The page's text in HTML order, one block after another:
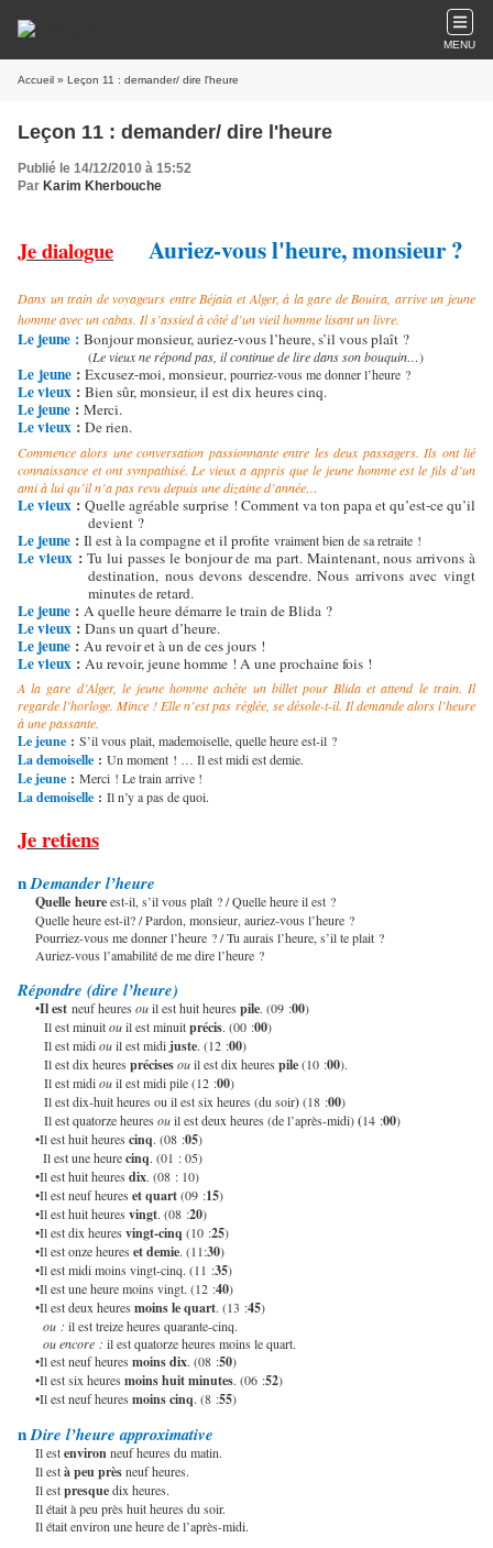
MENU
Accueil » Leçon 11 : demander/ dire l'heure
Leçon 11 : demander/ dire l'heure
Publié le 14/12/2010 à 15:52
Par Karim Kherbouche
Je dialogue Auriez-vous l'heure, monsieur ?
Dans un train de voyageurs entre Béjaia et Alger, à la gare de Bouira, arrive un jeune
homme avec un cabas. Il s’assied à côté d’un vieil homme lisant un livre.
Le jeune : Bonjour monsieur, auriez-vous l’heure, s’il vous plaît ?
(Le vieux ne répond pas, il continue de lire dans son bouquin…)
Le jeune : Excusez-moi, monsieur, pourriez-vous me donner l’heure ?
Le vieux : Bien sûr, monsieur, il est dix heures cinq.
Le jeune : Merci.
Le vieux : De rien.
Commence alors une conversation passionnante entre les deux passagers. Ils ont lié
connaissance et ont sympathisé. Le vieux a appris que le jeune homme est le fils d’un
ami à lui qu’il n’a pas revu depuis une dizaine d’année…
Le vieux : Quelle agréable surprise ! Comment va ton papa et qu’est-ce qu’il
devient ?
Le jeune : Il est à la compagne et il profite vraiment bien de sa retraite !
Le vieux: Tu lui passes le bonjour de ma part. Maintenant, nous arrivons à
destination, nous devons descendre. Nous arrivons avec vingt
minutes de retard.
Le jeune : A quelle heure démarre le train de Blida ?
Le vieux : Dans un quart d’heure.
Le jeune : Au revoir et à un de ces jours !
Le vieux : Au revoir, jeune homme ! A une prochaine fois !
A la gare d’Alger, le jeune homme achète un billet pour Blida et attend le train. Il
regarde l’horloge. Mince ! Elle n’est pas réglée, se désole-t-il. Il demande alors l’heure
à une passante.
Le jeune : S’il vous plait, mademoiselle, quelle heure est-il ?
La demoiselle : Un moment ! … Il est midi est demie.
Le jeune : Merci ! Le train arrive !
La demoiselle : Il n’y a pas de quoi.
Je retiens
n Demander l’heure
Quelle heureest-il, s’il vous plaît ? / Quelle heure il est ?
Quelle heure est-il? / Pardon, monsieur, auriez-vous l’heure ?
Pourriez-vous me donner l’heure ? / Tu aurais l’heure, s’il te plait ?
Auriez-vous l’amabilité de me dire l’heure ?
Répondre (dire l’heure)
•Il est neuf heures ouil est huit heures pile. (09 :00)
Il est minuitouil est minuitprécis. (00 :00)
Il est midiouil est midi juste. (12 :00)
Il est dix heures précisesouil est dix heures pile(10 :00).
Il est midiouil est midi pile (12 :00)
Il est dix-huit heures ou il est six heures (du soir)(18 :00)
Il est quatorze heures ouil est deux heures (de l’après-midi)(14 :00)
•Il est huit heures cinq. (08 :05)
Il est une heurecinq. (01 : 05)
•Il est huit heures dix. (08 : 10)
•Il est neuf heures etquart(09 :15)
•Il est huit heures vingt. (08 :20)
•Il est dix heures vingt-cinq (10 :25)
•Il est onze heures et demie. (11:30)
•Il est midi moins vingt-cinq. (11 :35)
•Il est une heure moins vingt. (12 :40)
•Il est deux heures moinslequart. (13 :45)
ou : il est treize heures quarante-cinq.
ou encore : il est quatorze heures moins le quart.
•Il est neuf heures moins dix. (08 :50)
•Il est six heures moinshuitminutes. (06 :52)
•Il est neuf heures moinscinq. (8 :55)
n Dire l’heure approximative
Il estenvironneuf heures du matin.
Il està peu prèsneuf heures.
Il estpresquedix heures.
Il était à peu près huit heures du soir.
Il était environ une heure de l’après-midi.